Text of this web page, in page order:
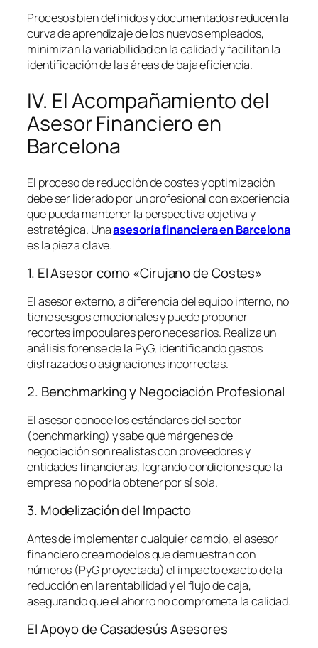
Procesos bien definidos y documentados reducen la
curva de aprendizaje de los nuevos empleados,
minimizan la variabilidad en la calidad y facilitan la
identificación de las áreas de baja eficiencia.
IV. El Acompañamiento del
Asesor Financiero en
Barcelona
El proceso de reducción de costes y optimización
debe ser liderado por un profesional con experiencia
que pueda mantener la perspectiva objetiva y
estratégica. Unaasesoría financiera en Barcelona
es la pieza clave.
1. El Asesor como «Cirujano de Costes»
El asesor externo, a diferencia del equipo interno, no
tiene sesgos emocionales y puede proponer
recortes impopulares pero necesarios. Realiza un
análisis forense de la PyG, identificando gastos
disfrazados o asignaciones incorrectas.
2. Benchmarking y Negociación Profesional
El asesor conoce los estándares del sector
(benchmarking) y sabe qué márgenes de
negociación son realistas con proveedores y
entidades financieras, logrando condiciones que la
empresa no podría obtener por sí sola.
3. Modelización del Impacto
Antes de implementar cualquier cambio, el asesor
financiero crea modelos que demuestran con
números (PyG proyectada) el impacto exacto de la
reducción en la rentabilidad y el flujo de caja,
asegurando que el ahorro no comprometa la calidad.
El Apoyo de Casadesús Asesores